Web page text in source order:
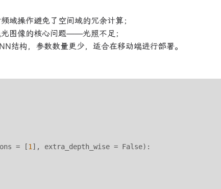
域操作避免了空间域的冗余计算；
图像的核心问题——光照不足；
结构，参数数量更少，适合在移动端进行部署。
= [1 ], extra_depth_wise = False):